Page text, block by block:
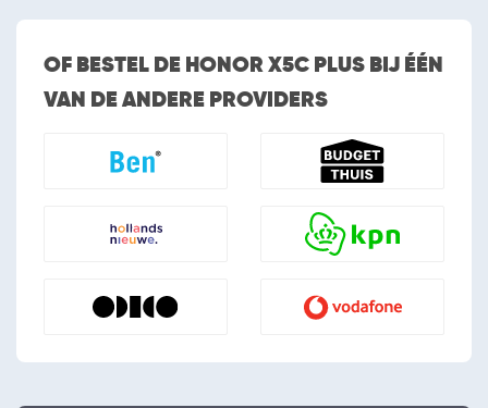
OF BESTEL DE HONOR X5C PLUS BIJ ÉÉN
VAN DE ANDERE PROVIDERS